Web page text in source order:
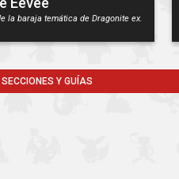
la baraja temática de Dragonite ex.
SECCIONES Y GUÍAS